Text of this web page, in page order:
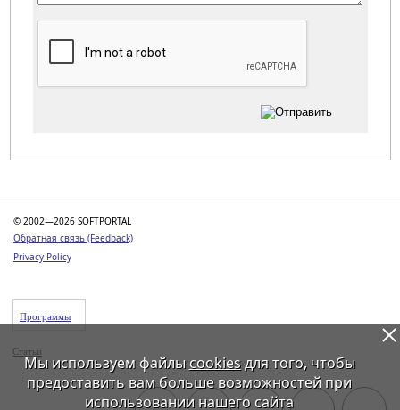
© 2002—2026 SOFTPORTAL
Обратная связь (Feedback)
Privacy Policy
Программы
Статьи
Мы используем файлы cookiesдля того, чтобы
предоставить вам больше возможностей при
использовании нашего сайта